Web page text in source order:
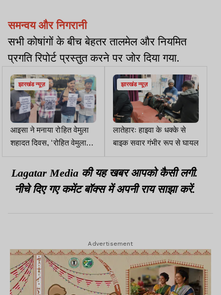
समन्वय और निगरानी
सभी कोषांगों के बीच बेहतर तालमेल और नियमित
प्रगति रिपोर्ट प्रस्तुत करने पर जोर दिया गया.
झारखंड न्यूज़
आइसा ने मनाया रोहित वेमुला
शहादत दिवस, ‘रोहित वेमुला
एक्ट’ लागू करने की वकालत
झारखंड न्यूज़
लातेहारः हाइवा के धक्के से
बाइक सवार गंभीर रूप से घायल
Lagatar Media की यह खबर आपको कैसी लगी.
नीचे दिए गए कमेंट बॉक्स में अपनी राय साझा करें.
Advertisement